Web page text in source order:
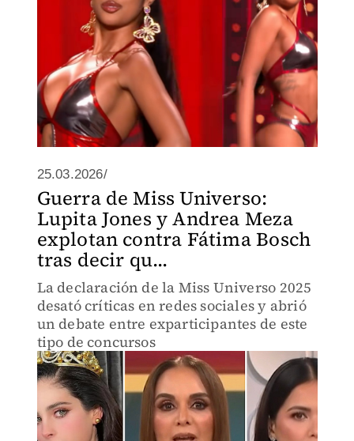
25.03.2026/
Guerra de Miss Universo:
Lupita Jones y Andrea Meza
explotan contra Fátima Bosch
tras decir qu...
La declaración de la Miss Universo 2025
desató críticas en redes sociales y abrió
un debate entre exparticipantes de este
tipo de concursos